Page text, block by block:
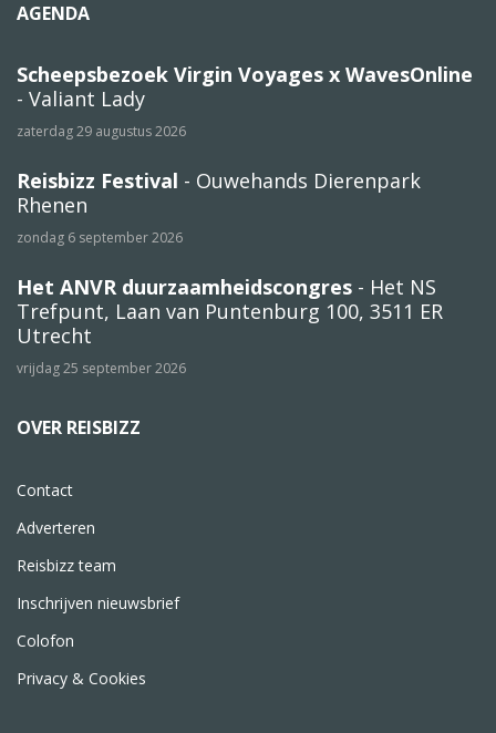
AGENDA
Scheepsbezoek Virgin Voyages x WavesOnline
- Valiant Lady
zaterdag 29 augustus 2026
Reisbizz Festival - Ouwehands Dierenpark
Rhenen
zondag 6 september 2026
Het ANVR duurzaamheidscongres - Het NS
Trefpunt, Laan van Puntenburg 100, 3511 ER
Utrecht
vrijdag 25 september 2026
OVER REISBIZZ
Contact
Adverteren
Reisbizz team
Inschrijven nieuwsbrief
Colofon
Privacy & Cookies